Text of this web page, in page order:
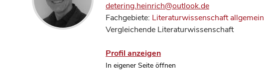
detering.heinrich@outlook.de
Fachgebiete: Literaturwissenschaft allgemein
Vergleichende Literaturwissenschaft
Profil anzeigen
In eigener Seite öffnen